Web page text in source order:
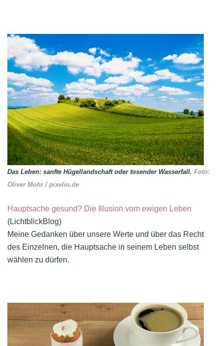
Das Leben: sanfte Hügellandschaft oder tosender Wasserfall. Foto:
Oliver Mohr / pixelio.de
Hauptsache gesund? Die Illusion vom ewigen Leben
(LichtblickBlog)
Meine Gedanken über unsere Werte und über das Recht
des Einzelnen, die Hauptsache in seinem Leben selbst
wählen zu dürfen.